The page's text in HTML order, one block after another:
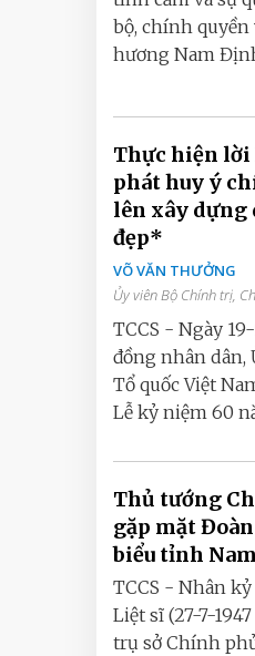
bộ, chính
hương Nam
Thực hiện lời
phát huy ý
lên xây dựng
đẹp*
VÕ VĂN THƯỞNG
Ủy viên Bộ Chính trị,
TCCS - Ngày
đồng nhân dân,
Tổ quốc Việt
Lễ kỷ niệm 60
Thủ tướng
gặp mặt
biểu tỉnh
TCCS - Nhân
Liệt sĩ (27-7-
trụ sở Chính